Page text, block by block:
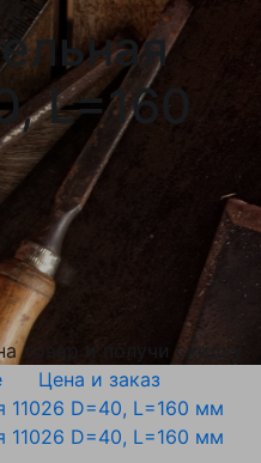
L=160
товар и получи скидку
Цена и заказ